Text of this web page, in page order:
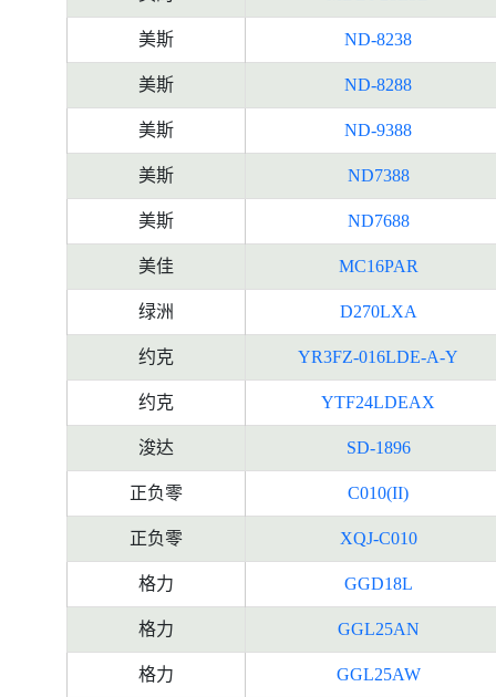
美斯 ND-8238
美斯 ND-8288
美斯 ND-9388
美斯 ND7388
美斯 ND7688
美佳 MC16PAR
绿洲 D270LXA
约克 YR3FZ-016LDE-A-Y
约克 YTF24LDEAX
浚达 SD-1896
正负零 C010(II)
正负零 XQJ-C010
格力 GGD18L
格力 GGL25AN
格力 GGL25AW